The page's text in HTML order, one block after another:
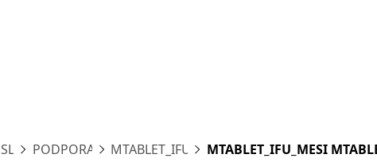
SL PODPORA MTABLET_IFU
MTABLET_IFU_MESI